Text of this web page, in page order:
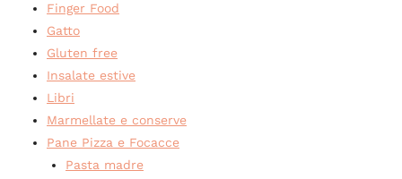
Finger Food
Gatto
Gluten free
Insalate estive
Libri
Marmellate e conserve
Pane Pizza e Focacce
Pasta madre